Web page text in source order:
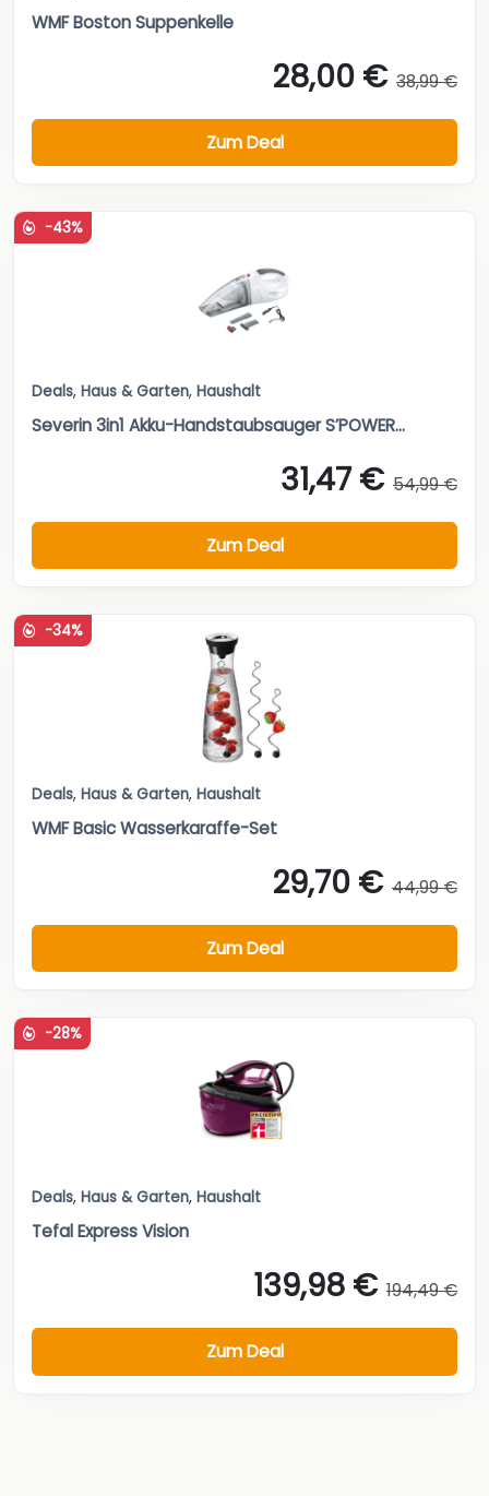
WMF Boston Suppenkelle
28,00 € 38,99 €
Zum Deal
-43%
Deals, Haus & Garten, Haushalt
Severin 3in1 Akku-Handstaubsauger S’POWER...
31,47 € 54,99 €
Zum Deal
-34%
Deals, Haus & Garten, Haushalt
WMF Basic Wasserkaraffe-Set
29,70 € 44,99 €
Zum Deal
-28%
Deals, Haus & Garten, Haushalt
Tefal Express Vision
139,98 € 194,49 €
Zum Deal